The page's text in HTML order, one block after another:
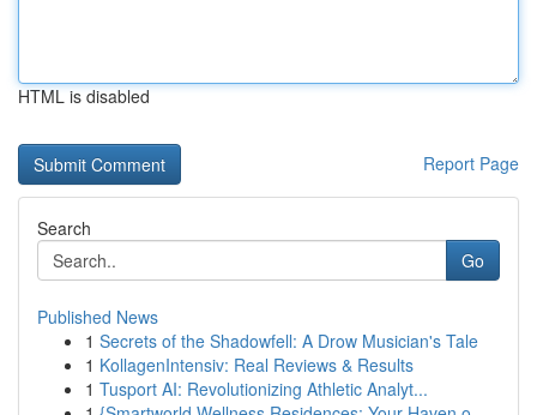
HTML is disabled
Report Page
Search
Go
Published News
1 Secrets of the Shadowfell: A Drow Musician's Tale
1 KollagenIntensiv: Real Reviews & Results
1 Tusport AI: Revolutionizing Athletic Analyt...